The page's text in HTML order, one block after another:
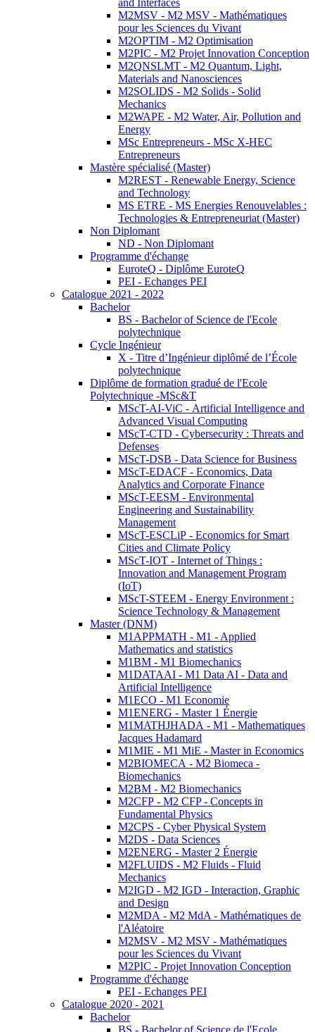
and Interfaces
M2MSV - M2 MSV - Mathématiques
pour les Sciences du Vivant
M2OPTIM - M2 Optimisation
M2PIC - M2 Projet Innovation Conception
M2QNSLMT - M2 Quantum, Light,
Materials and Nanosciences
M2SOLIDS - M2 Solids - Solid
Mechanics
M2WAPE - M2 Water, Air, Pollution and
Energy
MSc Entrepreneurs - MSc X-HEC
Entrepreneurs
Mastère spécialisé (Master)
M2REST - Renewable Energy, Science
and Technology
MS ETRE - MS Energies Renouvelables :
Technologies & Entrepreneuriat (Master)
Non Diplomant
ND - Non Diplomant
Programme d'échange
EuroteQ - Diplôme EuroteQ
PEI - Echanges PEI
Catalogue 2021 - 2022
Bachelor
BS - Bachelor of Science de l'Ecole
polytechnique
Cycle Ingénieur
X - Titre d’Ingénieur diplômé de l’École
polytechnique
Diplôme de formation gradué de l'Ecole
Polytechnique -MSc&T
MScT-AI-ViC - Artificial Intelligence and
Advanced Visual Computing
MScT-CTD - Cybersecurity : Threats and
Defenses
MScT-DSB - Data Science for Business
MScT-EDACF - Economics, Data
Analytics and Corporate Finance
MScT-EESM - Environmental
Engineering and Sustainability
Management
MScT-ESCLiP - Economics for Smart
Cities and Climate Policy
MScT-IOT - Internet of Things :
Innovation and Management Program
(IoT)
MScT-STEEM - Energy Environment :
Science Technology & Management
Master (DNM)
M1APPMATH - M1 - Applied
Mathematics and statistics
M1BM - M1 Biomechanics
M1DATAAI - M1 Data AI - Data and
Artificial Intelligence
M1ECO - M1 Economie
M1ENERG - Master 1 Énergie
M1MATHJHADA - M1 - Mathematiques
Jacques Hadamard
M1MIE - M1 MiE - Master in Economics
M2BIOMECA - M2 Biomeca -
Biomechanics
M2BM - M2 Biomechanics
M2CFP - M2 CFP - Concepts in
Fundamental Physics
M2CPS - Cyber Physical System
M2DS - Data Sciences
M2ENERG - Master 2 Énergie
M2FLUIDS - M2 Fluids - Fluid
Mechanics
M2IGD - M2 IGD - Interaction, Graphic
and Design
M2MDA - M2 MdA - Mathématiques de
l'Aléatoire
M2MSV - M2 MSV - Mathématiques
pour les Sciences du Vivant
M2PIC - Projet Innovation Conception
Programme d'échange
PEI - Echanges PEI
Catalogue 2020 - 2021
Bachelor
BS - Bachelor of Science de l'Ecole